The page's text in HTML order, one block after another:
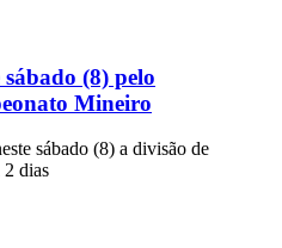
sábado (8) pelo
Mineiro
sábado (8) a divisão de
2 dias